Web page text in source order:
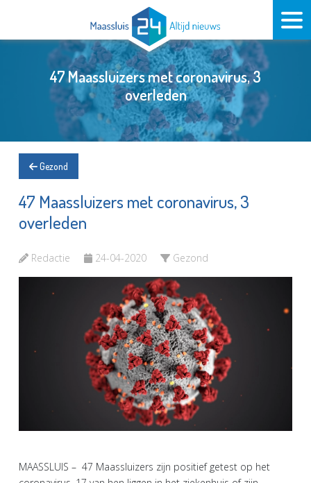
47 Maassluizers met coronavirus, 3
overleden
Gezond
47 Maassluizers met coronavirus, 3
overleden
Redactie 24-04-2020 Gezond
MAASSLUIS – 47 Maassluizers zijn positief getest op het